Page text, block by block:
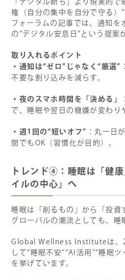
「デジタル断ち」より現実的
権（自分の集中を自分で守る）
フォーラムの記事では、通知を
の“デジタル安息日”という提案
取り入れるポイント
・通知は“ゼロ”じゃなく“厳選”
不要な割り込みを減らす。
・夜のスマホ時間を「決める」
で、睡眠や翌日の機嫌が変わり
・週1回の“短いオフ” ：丸一日
間でもOK（習慣化が目的）。
トレンド④：睡眠は「健
イルの中心」へ
睡眠は「削るもの」から「投資
グローバルの潮流としても、睡
Global Wellness Instituteは、
して“睡眠不安”“AI活用”“睡眠
を挙げています。